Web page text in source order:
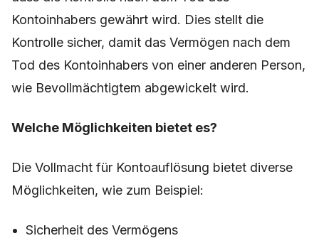
Kontoinhabers gewährt wird. Dies stellt die
Kontrolle sicher, damit das Vermögen nach dem
Tod des Kontoinhabers von einer anderen Person,
wie Bevollmächtigtem abgewickelt wird.
Welche Möglichkeiten bietet es?
Die Vollmacht für Kontoauflösung bietet diverse
Möglichkeiten, wie zum Beispiel:
Sicherheit des Vermögens